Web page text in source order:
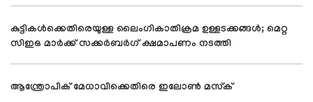
കുട്ടികള്‍ക്കെതിരെയുള്ള ലൈംഗികാതിക്രമ ഉള്ളടക്കങ്ങള്‍; മെറ്റ
സിഇഒ മാര്‍ക്ക് സക്കര്‍ബര്‍ഗ് ക്ഷമാപണം നടത്തി
ആന്ത്രോപിക് മേധാവിക്കെതിരെ ഇലോണ്‍ മസ്‌ക്